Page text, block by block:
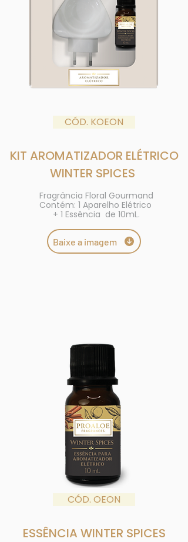
CÓD. KOEON
KIT AROMATIZADOR ELÉTRICO
WINTER SPICES
Fragrância Floral Gourmand
Contém: 1 Aparelho Elétrico
+ 1 Essência de 10mL.
Baixe a imagem
CÓD. OEON
ESSÊNCIA WINTER SPICES